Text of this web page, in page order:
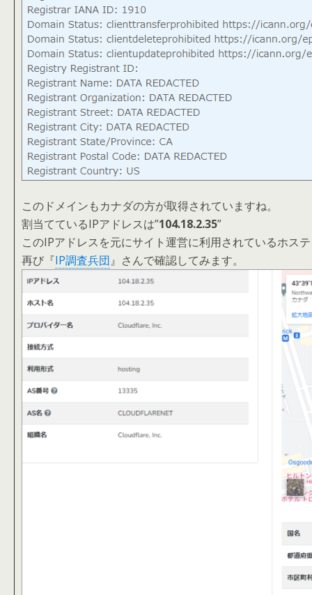
このドメインもカナダの方が取得されていますね。
割当てているIPアドレスは”104.18.2.35”
このIPアドレスを元にサイト運営に利用されているホス
再び『IP調査兵団』さんで確認してみます。